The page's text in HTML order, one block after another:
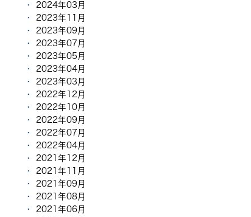
2024年03月
2023年11月
2023年09月
2023年07月
2023年05月
2023年04月
2023年03月
2022年12月
2022年10月
2022年09月
2022年07月
2022年04月
2021年12月
2021年11月
2021年09月
2021年08月
2021年06月